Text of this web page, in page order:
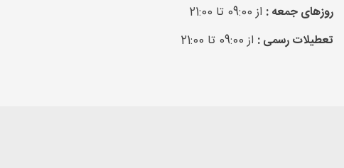
روزهای جمعه : از 09:00 تا 21:00
تعطیلات رسمی : از 09:00 تا 21:00